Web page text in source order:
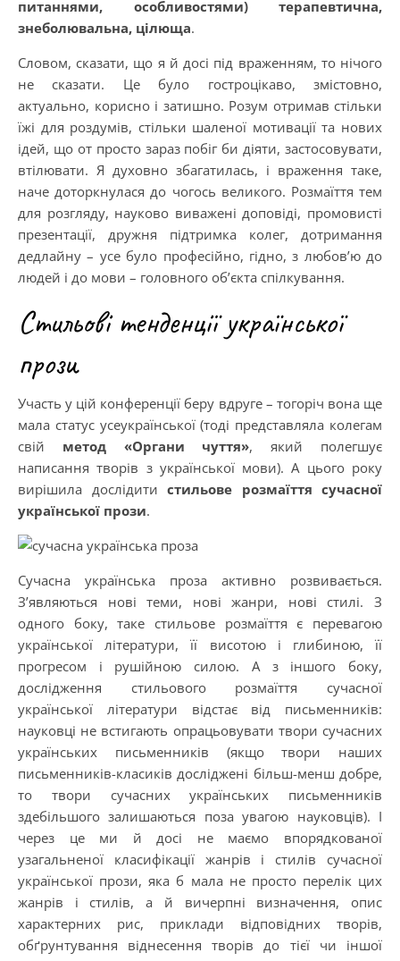
питаннями, особливостями) терапевтична,
знеболювальна, цілюща.
Словом, сказати, що я й досі під враженням, то нічого
не сказати. Це було гостроцікаво, змістовно,
актуально, корисно і затишно. Розум отримав стільки
їжі для роздумів, стільки шаленої мотивації та нових
ідей, що от просто зараз побіг би діяти, застосовувати,
втілювати. Я духовно збагатилась, і враження таке,
наче доторкнулася до чогось великого. Розмаїття тем
для розгляду, науково виважені доповіді, промовисті
презентації, дружня підтримка колег, дотримання
дедлайну – усе було професійно, гідно, з любов’ю до
людей і до мови – головного об’єкта спілкування.
Стильові тенденції української
прози
Участь у цій конференції беру вдруге – тогоріч вона ще
мала статус усеукраїнської (тоді представляла колегам
свій метод «Органи чуття», який полегшує
написання творів з української мови). А цього року
вирішила дослідити стильове розмаїття сучасної
української прози.
Сучасна українська проза активно розвивається.
З’являються нові теми, нові жанри, нові стилі. З
одного боку, таке стильове розмаїття є перевагою
української літератури, її висотою і глибиною, її
прогресом і рушійною силою. А з іншого боку,
дослідження стильового розмаїття сучасної
української літератури відстає від письменників:
науковці не встигають опрацьовувати твори сучасних
українських письменників (якщо твори наших
письменників-класиків досліджені більш-менш добре,
то твори сучасних українських письменників
здебільшого залишаються поза увагою науковців). І
через це ми й досі не маємо впорядкованої
узагальненої класифікації жанрів і стилів сучасної
української прози, яка б мала не просто перелік цих
жанрів і стилів, а й вичерпні визначення, опис
характерних рис, приклади відповідних творів,
обґрунтування віднесення творів до тієї чи іншої